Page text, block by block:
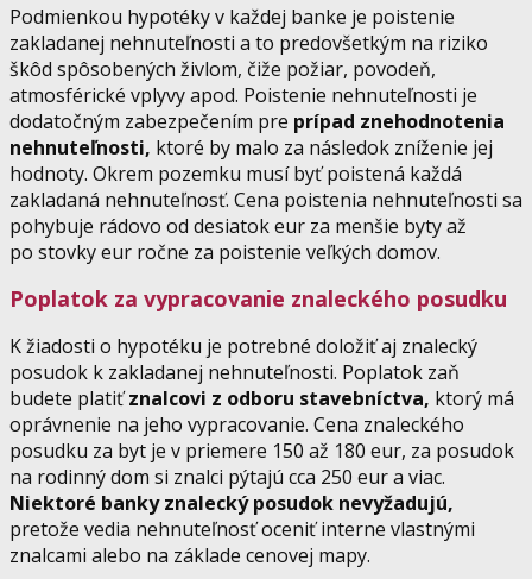
Podmienkou hypotéky v každej banke je poistenie
zakladanej nehnuteľnosti a to predovšetkým na riziko
škôd spôsobených živlom, čiže požiar, povodeň,
atmosférické vplyvy apod. Poistenie nehnuteľnosti je
dodatočným zabezpečením pre prípad znehodnotenia
nehnuteľnosti, ktoré by malo za následok zníženie jej
hodnoty. Okrem pozemku musí byť poistená každá
zakladaná nehnuteľnosť. Cena poistenia nehnuteľnosti sa
pohybuje rádovo od desiatok eur za menšie byty až
po stovky eur ročne za poistenie veľkých domov.
Poplatok za vypracovanie znaleckého posudku
K žiadosti o hypotéku je potrebné doložiť aj znalecký
posudok k zakladanej nehnuteľnosti. Poplatok zaň
budete platiťznalcovi z odboru stavebníctva, ktorý má
oprávnenie na jeho vypracovanie. Cena znaleckého
posudku za byt je v priemere 150 až 180 eur, za posudok
na rodinný dom si znalci pýtajú cca 250 eur a viac.
Niektoré banky znalecký posudok nevyžadujú,
pretože vedia nehnuteľnosť oceniť interne vlastnými
znalcami alebo na základe cenovej mapy.